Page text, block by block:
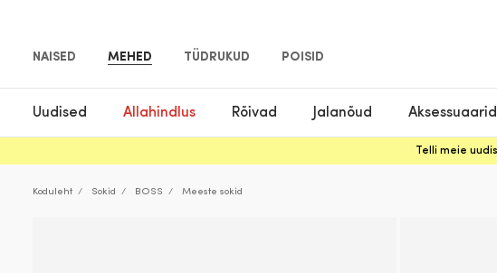
NAISED MEHED TÜDRUKUD POISID
Uudised Allahindlus Rõivad Jalanõud Aksessuaarid
Telli meie
Koduleht Sokid BOSS Meeste sokid